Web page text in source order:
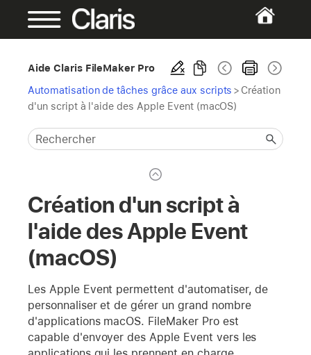
Aide Claris FileMaker Pro
Automatisation de tâches grâce aux scripts > Création
d'un script à l'aide des Apple Event (macOS)
Création d'un script à
l'aide des Apple Event
(macOS)
Les Apple Event permettent d'automatiser, de
personnaliser et de gérer un grand nombre
d'applications macOS. FileMaker Pro est
capable d'envoyer des Apple Event vers les